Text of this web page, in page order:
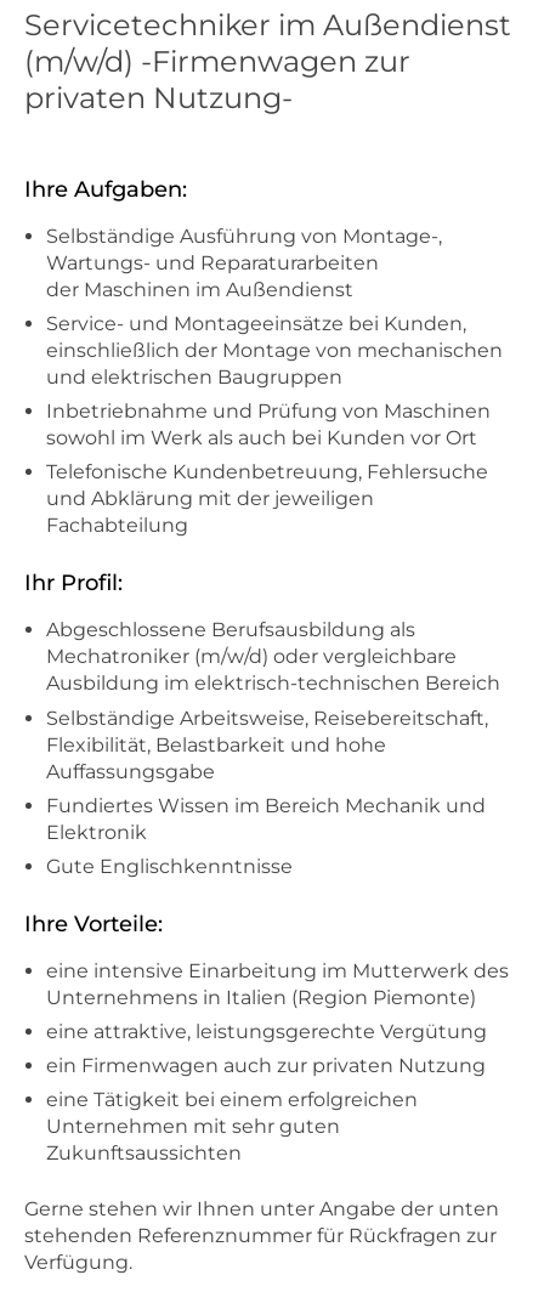
Servicetechniker im Außendienst
(m/w/d) -Firmenwagen zur
privaten Nutzung-
Ihre Aufgaben:
Selbständige Ausführung von Montage-,
Wartungs- und Reparaturarbeiten
der Maschinen im Außendienst
Service- und Montageeinsätze bei Kunden,
einschließlich der Montage von mechanischen
und elektrischen Baugruppen
Inbetriebnahme und Prüfung von Maschinen
sowohl im Werk als auch bei Kunden vor Ort
Telefonische Kundenbetreuung, Fehlersuche
und Abklärung mit der jeweiligen
Fachabteilung
Ihr Profil:
Abgeschlossene Berufsausbildung als
Mechatroniker (m/w/d) oder vergleichbare
Ausbildung im elektrisch-technischen Bereich
Selbständige Arbeitsweise, Reisebereitschaft,
Flexibilität, Belastbarkeit und hohe
Auffassungsgabe
Fundiertes Wissen im Bereich Mechanik und
Elektronik
Gute Englischkenntnisse
Ihre Vorteile:
eine intensive Einarbeitung im Mutterwerk des
Unternehmens in Italien (Region Piemonte)
eine attraktive, leistungsgerechte Vergütung
ein Firmenwagen auch zur privaten Nutzung
eine Tätigkeit bei einem erfolgreichen
Unternehmen mit sehr guten
Zukunftsaussichten
Gerne stehen wir Ihnen unter Angabe der unten
stehenden Referenznummer für Rückfragen zur
Verfügung.